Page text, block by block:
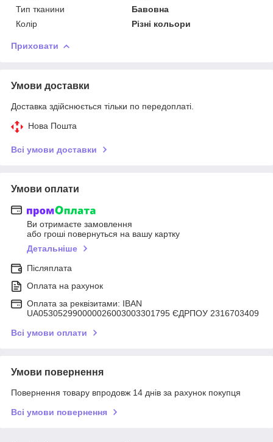
Тип тканини
Бавовна
Колір
Різні кольори
Приховати
Умови доставки
Доставка здійснюється тільки по передоплаті.
Нова Пошта
Всі умови доставки
Умови оплати
Ви отримаєте замовлення
або гроші повернуться на вашу картку
Детальніше
Післяплата
Оплата на рахунок
Оплата за реквізитами: IBAN
UA053052990000026003003301795 ЄДРПОУ 2316703409
Всі умови оплати
Умови повернення
Повернення товару впродовж 14 днів за рахунок покупця
Всі умови повернення